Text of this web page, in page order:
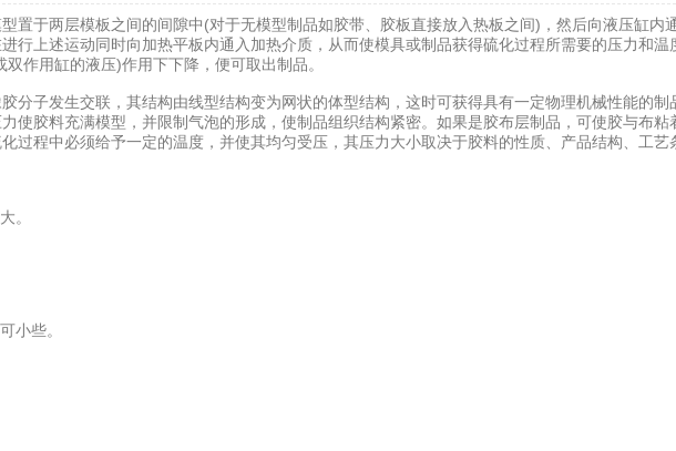
置于两层模板之间的间隙中(对于无模型制品如胶带、胶板直接放入热板之间)，然后向液压缸内
行上述运动同时向加热平板内通入加热介质，从而使模具或制品获得硫化过程所需要的压力和
作用缸的液压)作用下下降，便可取出制品。
分子发生交联，其结构由线型结构变为网状的体型结构，这时可获得具有一定物理机械性能的
使胶料充满模型，并限制气泡的形成，使制品组织结构紧密。如果是胶布层制品，可使胶与布
程中必须给予一定的温度，并使其均匀受压，其压力大小取决于胶料的性质、产品结构、工艺
。
小些。